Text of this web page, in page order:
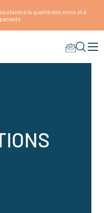
à la qualité des soins et à